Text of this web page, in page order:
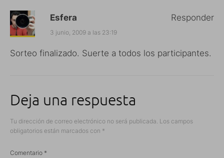
Esfera
3 junio, 2009 a las 23:19
Sorteo finalizado. Suerte a todos los participantes.
Responder
Deja una respuesta
Tu dirección de correo electrónico no será publicada. Los campos
obligatorios están marcados con *
Comentario *